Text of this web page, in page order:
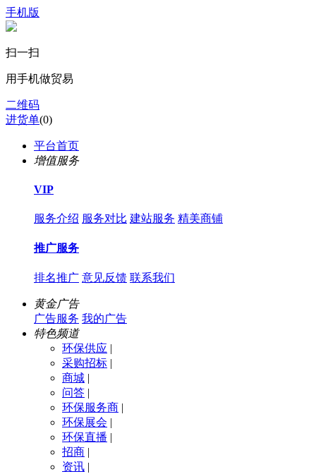
手机版
扫一扫
用手机做贸易
二维码
进货单(0)
平台首页
增值服务
VIP
服务介绍 服务对比 建站服务 精美商铺
推广服务
排名推广 意见反馈 联系我们
黄金广告
广告服务 我的广告
特色频道
环保供应 |
采购招标 |
商城 |
问答 |
环保服务商 |
环保展会 |
环保直播 |
招商 |
资讯 |